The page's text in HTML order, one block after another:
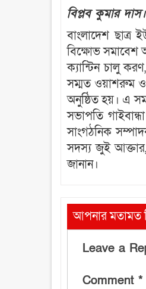
বিপ্লব কুমার
বাংলাদেশ ছাত্র
বিক্ষোভ সমাবেশ
ক্যান্টিন চালু
সম্মত ওয়াশরুম ও
অনুষ্ঠিত হয়। এ
সভাপতি
সাংগঠনিক
সদস্য জুই আক্তার,
জানান।
আপনার মতামত
Leave a
Comment *